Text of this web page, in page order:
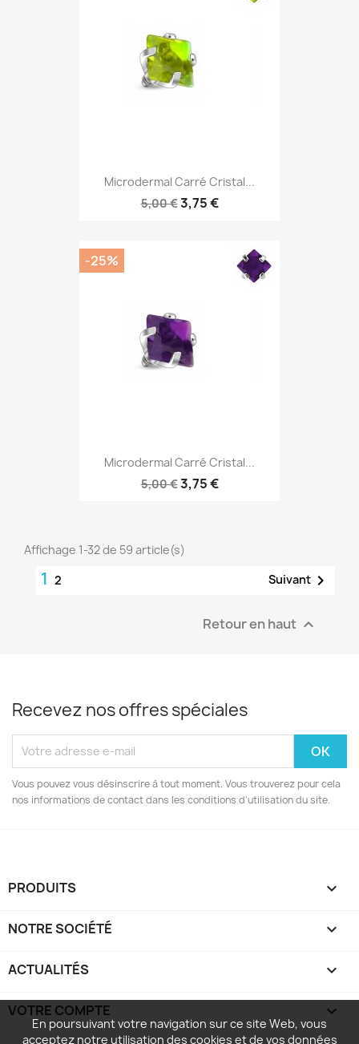
Microdermal Carré Cristal...
5,00 €3,75 €
Microdermal Carré Cristal...
5,00 €3,75 €
-25%
Affichage 1-32 de 59 article(s)
1 2 Suivant 
Retour en haut 
Recevez nos offres spéciales
Vous pouvez vous désinscrire à tout moment. Vous trouverez pour cela
nos informations de contact dans les conditions d'utilisation du site.
PRODUITS 
NOTRE SOCIÉTÉ 
ACTUALITÉS 
VOTRE COMPTE 
En poursuivant votre navigation sur ce site Web, vous
acceptez notre utilisation des cookies et de vos données